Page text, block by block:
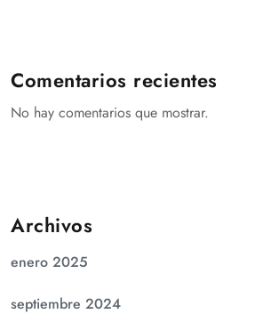
Comentarios recientes
No hay comentarios que mostrar.
Archivos
enero 2025
septiembre 2024